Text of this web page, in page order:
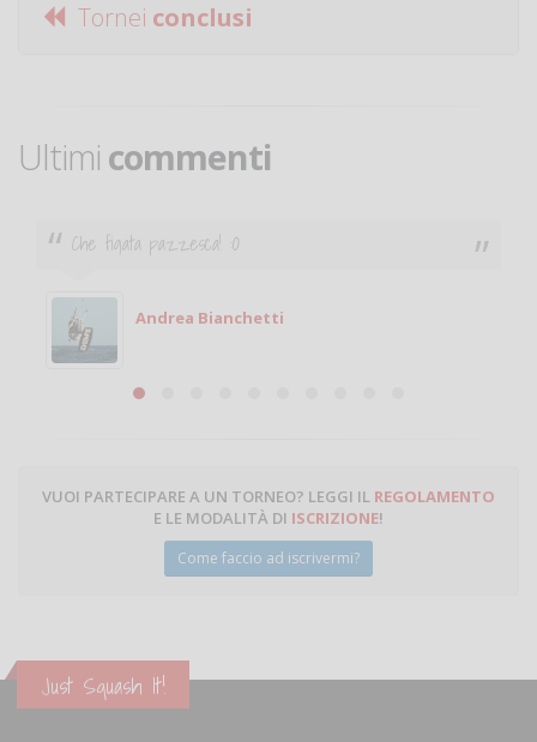
Tornei conclusi
Ultimi commenti
Che figata pazzesca! :O
Andrea Bianchetti
VUOI PARTECIPARE A UN TORNEO? LEGGI IL REGOLAMENTO
E LE MODALITÀ DI ISCRIZIONE!
Come faccio ad iscrivermi?
Just Squash It!